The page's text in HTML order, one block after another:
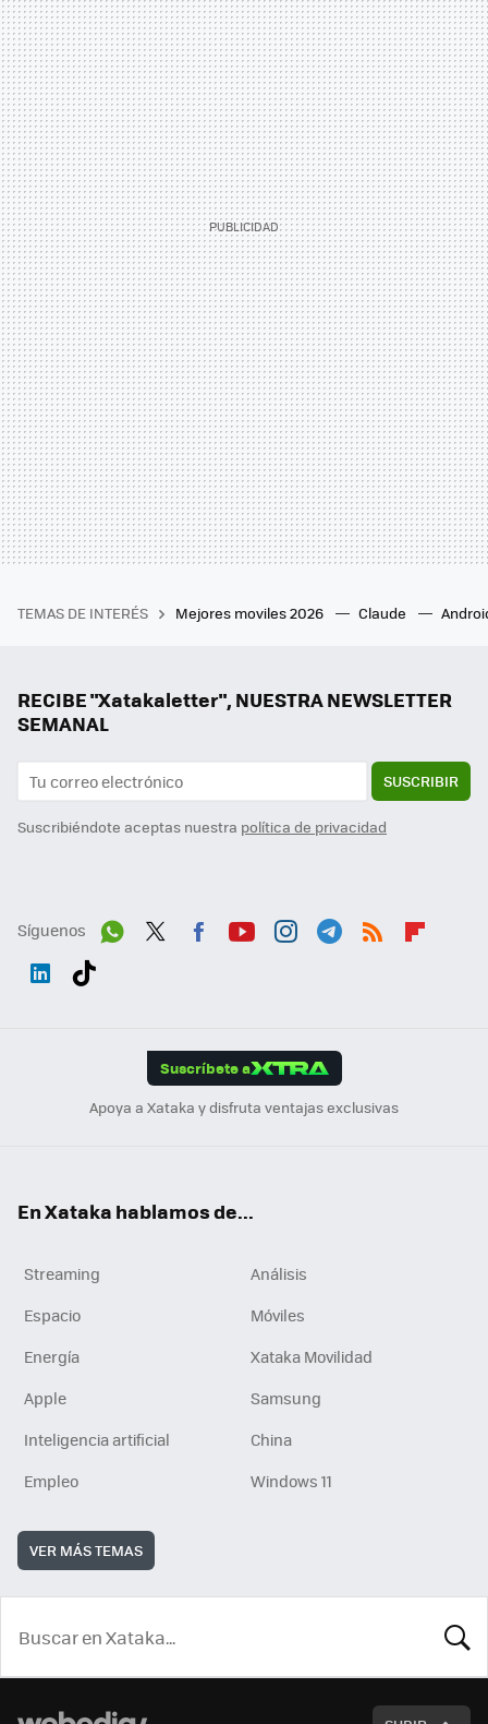
TEMAS DE INTERÉS Mejores moviles 2026 Claude
RECIBE "Xatakaletter", NUESTRA NEWSLETTER
SEMANAL
SUSCRIBIR
Suscribiéndote aceptas nuestra política de privacidad
Síguenos
Suscríbete a
Apoya a Xataka y disfruta ventajas exclusivas
En Xataka hablamos de...
Streaming
Análisis
Espacio
Móviles
Energía
Xataka Movilidad
Apple
Samsung
Inteligencia artificial
China
Empleo
Windows 11
VER MÁS TEMAS